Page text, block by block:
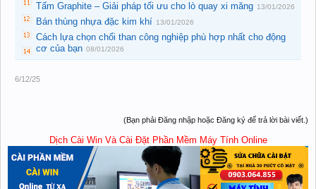
Tấm Graphite – Giải pháp tối ưu cho lò quay xi măng 13/01/2026
Bán thùng nhựa đặc kim khí 13/01/2026
Cách lựa chọn chổi than công nghiệp phù hợp nhất cho động
cơ của bạn 08/01/2026
6/12/25
(Bạn phải Đăng nhập hoặc Đăng ký để trả lời bài viết.)
Dịch Cài Win Và Cài Đặt Phần Mềm Máy Tính Online